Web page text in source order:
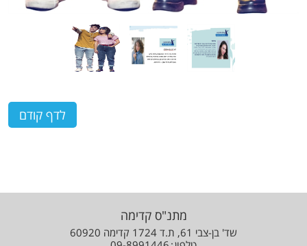
מתנ"ס קדימה
שד' בן-צבי 61, ת.ד 1724 קדימה 60920